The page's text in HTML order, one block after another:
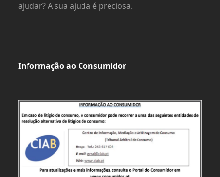
ajudar? A sua ajuda é preciosa.
Informação ao Consumidor